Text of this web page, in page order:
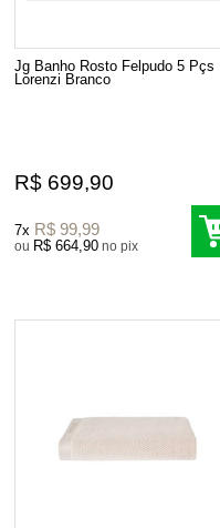
Jg Banho Rosto Felpudo 5 Pçs
Lorenzi Branco
R$ 699,90
7x R$ 99,99
ou R$ 664,90 no pix